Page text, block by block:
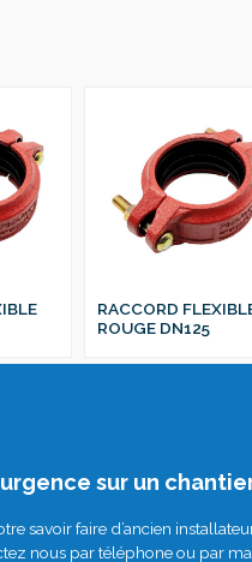
RACCORD
ROUGE DN125
sur un
savoir faire d’ancien
nous par téléphone ou par